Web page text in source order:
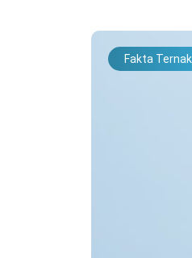
Fakta Ternak